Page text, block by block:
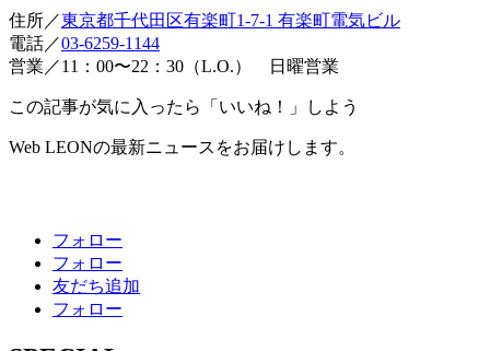
住所／東京都千代田区有楽町1-7-1 有楽町電気ビル
電話／03-6259-1144
営業／11：00〜22：30（L.O.） 日曜営業
この記事が気に入ったら「いいね！」しよう
Web LEONの最新ニュースをお届けします。
フォロー
フォロー
友だち追加
フォロー